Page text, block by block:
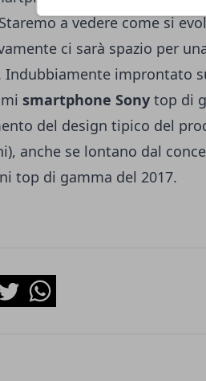
a vedere come si
ci sarà spazio per
Indubbiamente improntato
smartphone Sony top di
del design tipico del
anche se lontano dal
top di gamma del 2017.
Whatsapp